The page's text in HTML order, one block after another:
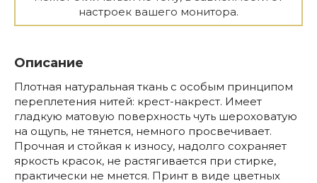
настроек вашего монитора.
Описание
Плотная натуральная ткань с особым принципом
переплетения нитей: крест-накрест. Имеет
гладкую матовую поверхность чуть шероховатую
на ощупь, не тянется, немного просвечивает.
Прочная и стойкая к износу, надолго сохраняет
яркость красок, не растягивается при стирке,
практически не мнется. Принт в виде цветных